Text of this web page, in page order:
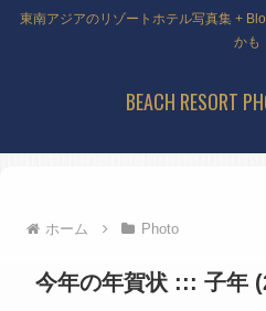
東南アジアのリゾートホテル写真集 +
かも
BEACH RESORT
ホーム Photo
今年の年賀状 ::: 子年